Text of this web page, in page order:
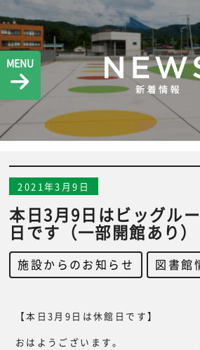
MENU
2021年3月9日
本日3月9日はビッグル
日です（一部開館あり）
施設からのお知らせ 図書館
【本日3月9日は休館日です】
おはようございます。